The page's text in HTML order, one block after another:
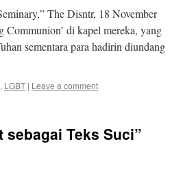
The Disntr, 18 November
Communion’ di kapel mereka, yang
sementara para hadirin diundang
, LGBT | Leave a comment
sebagai Teks Suci”